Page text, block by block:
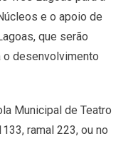
e o apoio de
que serão
o desenvolvimento
Municipal de Teatro
ramal 223, ou no